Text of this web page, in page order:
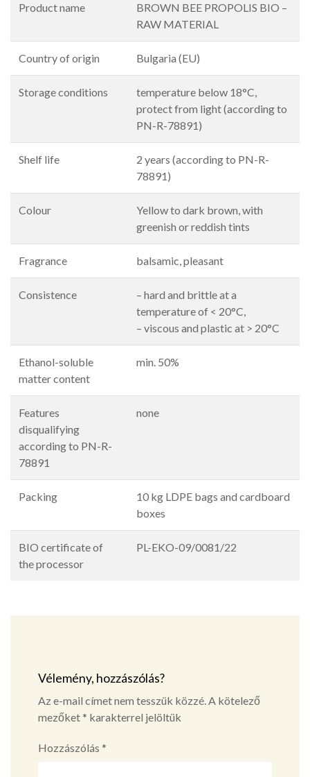
Product name
BROWN BEE PROPOLIS BIO –
RAW MATERIAL
Country of origin Bulgaria (EU)
Storage conditions
temperature below 18°C,
protect from light (according to
PN-R-78891)
Shelf life
2 years (according to PN-R-
78891)
Colour
Yellow to dark brown, with
greenish or reddish tints
Fragrance balsamic, pleasant
Consistence
– hard and brittle at a
temperature of < 20°C,
– viscous and plastic at > 20°C
Ethanol-soluble
matter content
min. 50%
Features
disqualifying
according to PN-R-
78891
none
Packing
10 kg LDPE bags and cardboard
boxes
BIO certificate of
the processor
PL-EKO-09/0081/22
Vélemény, hozzászólás?
Az e-mail címet nem tesszük közzé.A kötelező
mezőket* karakterrel jelöltük
Hozzászólás *